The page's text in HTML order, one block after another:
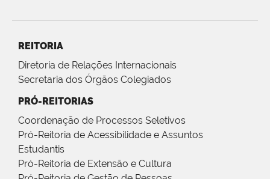
REITORIA
Diretoria de Relações Internacionais
Secretaria dos Órgãos Colegiados
PRÓ-REITORIAS
Coordenação de Processos Seletivos
Pró-Reitoria de Acessibilidade e Assuntos
Estudantis
Pró-Reitoria de Extensão e Cultura